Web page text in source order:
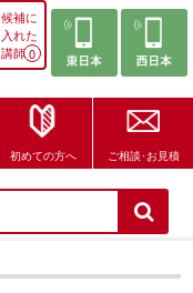
候補に
入れた
講師0
初めての方へ ご相談･お見積